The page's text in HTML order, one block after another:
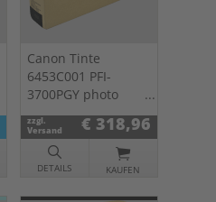
Canon Tinte
6453C001 PFI-
3700PGY photo
grey
zzgl.
Versand
€ 318,96
DETAILS KAUFEN